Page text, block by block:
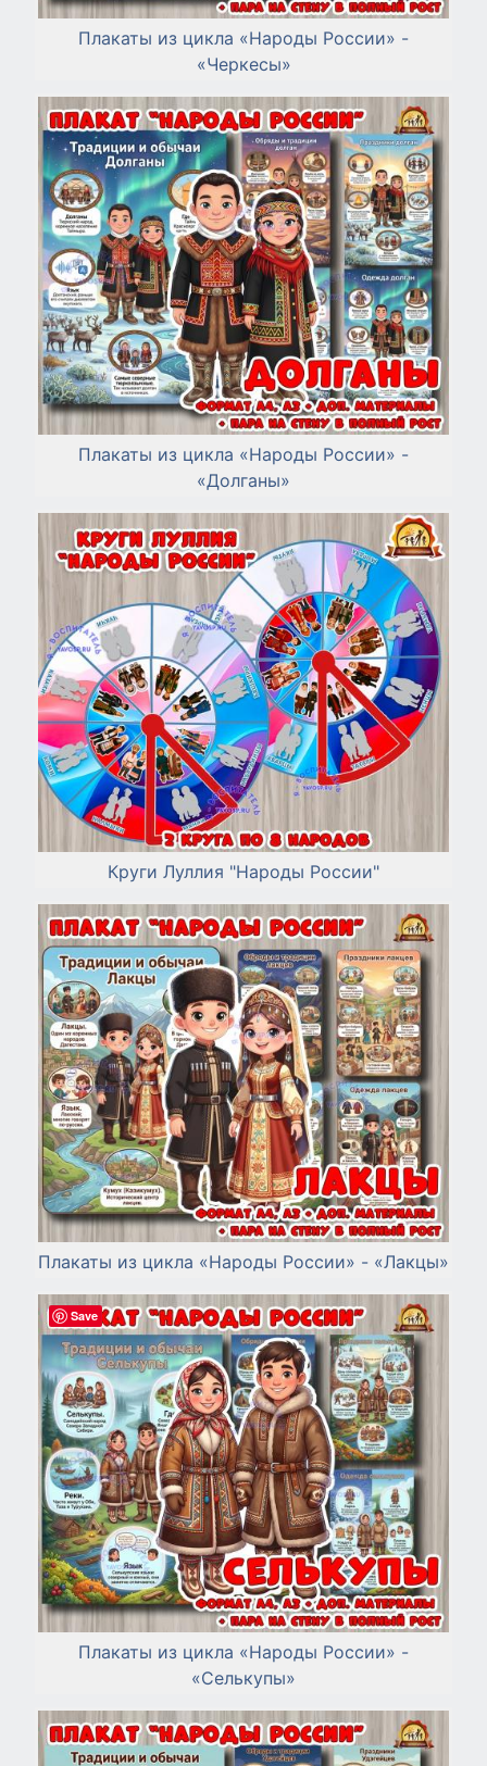
Плакаты из цикла «Народы России» -
«Черкесы»
Плакаты из цикла «Народы России» -
«Долганы»
Круги Луллия "Народы России"
Плакаты из цикла «Народы России» - «Лакцы»
Плакаты из цикла «Народы России» -
«Селькупы»
Save